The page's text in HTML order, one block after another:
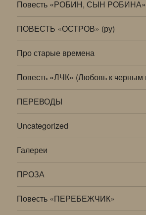
Повесть «РОБИН, СЫН РОБИНА»
ПОВЕСТЬ «ОСТРОВ» (ру)
Про старые времена
Повесть «ЛЧК» (Любовь к черным
ПЕРЕВОДЫ
Uncategorized
Галереи
ПРОЗА
Повесть «ПЕРЕБЕЖЧИК»